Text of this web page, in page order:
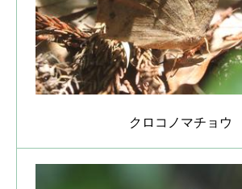
クロコノマチョウ